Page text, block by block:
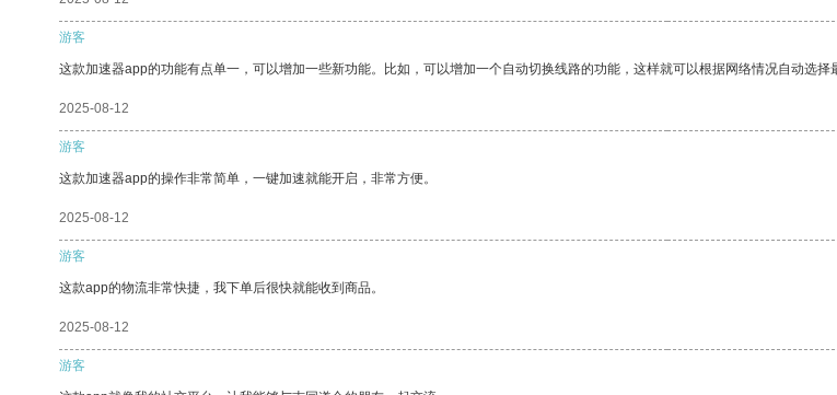
游客
这款加速器app的功能有点单一，可以增加一些新功能。比如，可以增加一个自动切换线路的功能，这样就可以根据网络情况自动选择
2025-08-12
游客
这款加速器app的操作非常简单，一键加速就能开启，非常方便。
2025-08-12
游客
这款app的物流非常快捷，我下单后很快就能收到商品。
2025-08-12
游客